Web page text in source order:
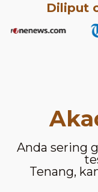
Diliput
Anda sering
Tenang,